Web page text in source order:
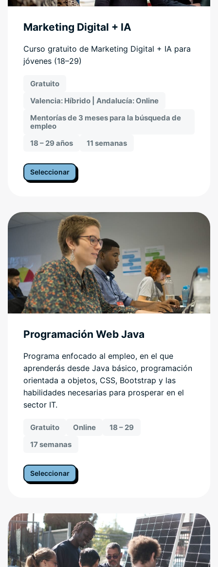
Marketing Digital + IA
Curso gratuito de Marketing Digital + IA para
jóvenes (18–29)
Gratuito
Valencia: Híbrido | Andalucía: Online
Mentorías de 3 meses para la búsqueda de
empleo
18 – 29 años
11 semanas
Seleccionar
Programación Web Java
Programa enfocado al empleo, en el que
aprenderás desde Java básico, programación
orientada a objetos, CSS, Bootstrap y las
habilidades necesarias para prosperar en el
sector IT.
Gratuito Online
18 – 29
17 semanas
Seleccionar